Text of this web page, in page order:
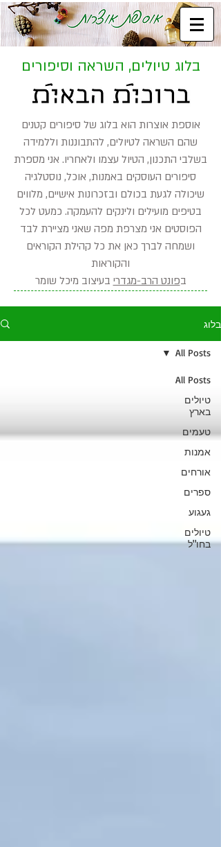
בלוג טיולים, השראה וסיפורים
אוספת אוצרות הוא בלוג של סיפורים קטנים
שהם השראה לטיולים, להתבוננות וללמידה
בשלבי התכנון, הטיול עצמו ולאחריו. אני מספרת
סיפורים העוסקים באמנות, אוכל, נוסטלגיה
שיכולה לגעת בכולם ובזכרונות אישיים, מלווים
בטיפים מועילים ולינקים להעמקה. כמעט לכל
הפוסטים אני מצרפת מפה שאני מציירת לבד
ושמחה לברך כאן את כל קהילת הקוראים
והקוראות
בפונט הרב-מגדרי בעיצוב מיכל שומר
בלוג
All Posts
טיולים
בארץ
טעמים
אמנות
אורחים
ספרים
געגוע
טיולים
בחו"ל
All Posts